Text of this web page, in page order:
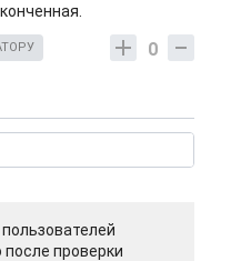
0
проверки